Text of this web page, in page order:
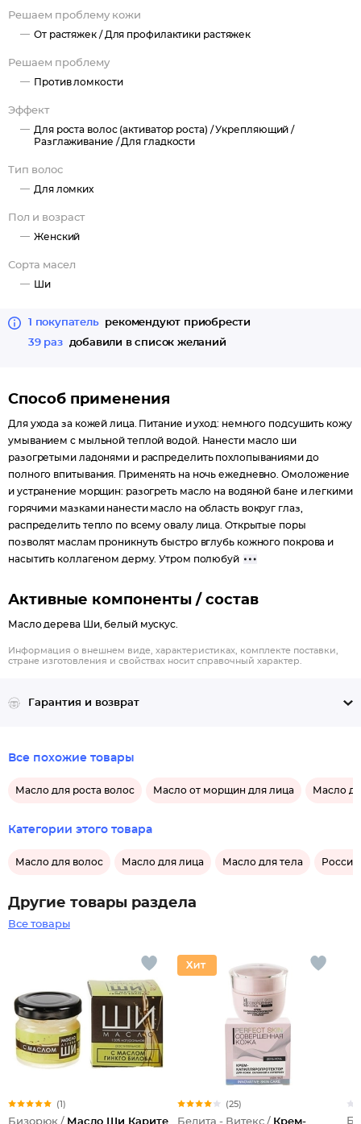
Решаем проблему кожи
От растяжек / Для профилактики растяжек
Решаем проблему
Против ломкости
Эффект
Для роста волос (активатор роста) /Укрепляющий /
Разглаживание /Для гладкости
Тип волос
Для ломких
Пол и возраст
Женский
Сорта масел
Ши
1 покупатель
рекомендуют приобрести
39 раз
добавили в список желаний
Способ применения
Для ухода за кожей лица. Питание и уход: немного подсушить кожу
умыванием с мыльной теплой водой. Нанести масло ши
разогретыми ладонями и распределить похлопываниями до
полного впитывания. Применять на ночь ежедневно. Омоложение
и устранение морщин: разогреть масло на водяной бане и легкими
горячими мазками нанести масло на область вокруг глаз,
распределить тепло по всему овалу лица. Открытые поры
позволят маслам проникнуть быстро вглубь кожного покрова и
насытить коллагеном дерму. Утром полюбуй
Активные компоненты / состав
Масло дерева Ши, белый мускус.
Информация о внешнем виде, характеристиках, комплекте поставки,
стране изготовления и свойствах носит справочный характер.
Гарантия и возврат
Все похожие товары
Масло для роста волос Масло от морщин для лица Масло
Категории этого товара
Масло для волос Масло для лица Масло для тела
Другие товары раздела
Все товары
(1) (25)